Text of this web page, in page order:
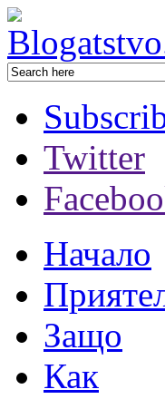
Twitter
Начало
Защо
Как